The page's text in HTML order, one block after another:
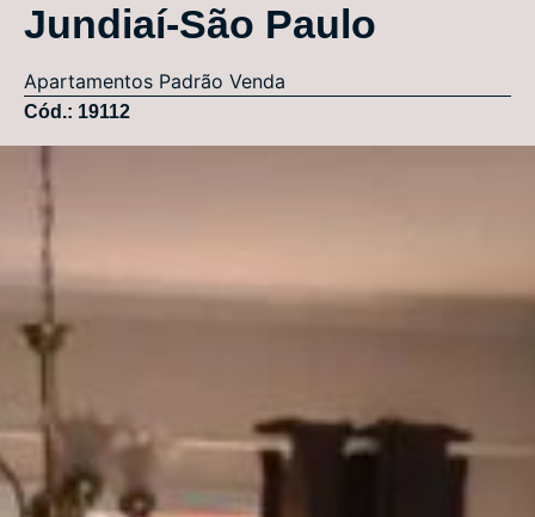
Jundiaí-São Paulo
Apartamentos Padrão Venda
Cód.: 19112